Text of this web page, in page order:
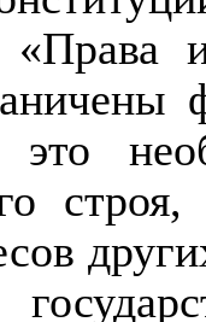
«Права